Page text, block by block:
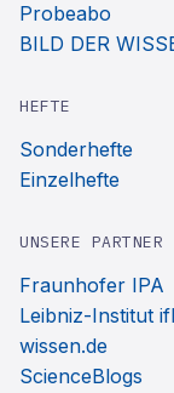
Probeabo
BILD DER
HEFTE
Sonderhefte
Einzelhefte
UNSERE PARTNER
Fraunhofer IPA
Leibniz-Institut ifl
wissen.de
ScienceBlogs